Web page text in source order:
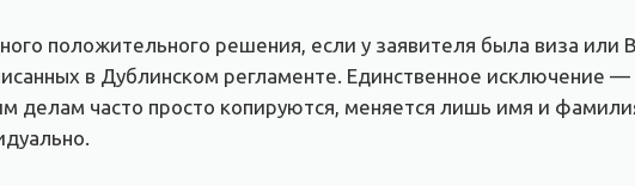
положительного решения, если у заявителя была виза
в Дублинском регламенте. Единственное исключение
делам часто просто копируются, меняется лишь имя и